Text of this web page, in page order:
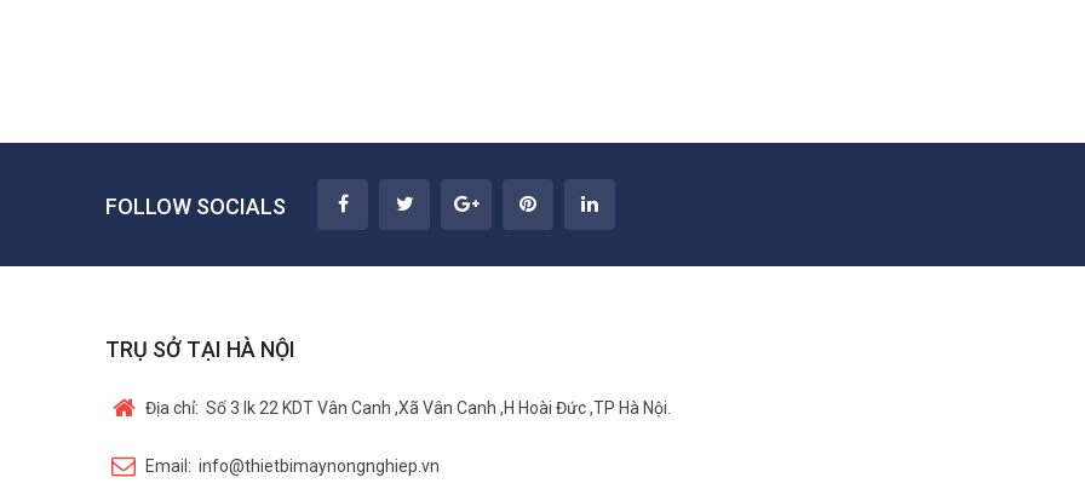
FOLLOW SOCIALS
TRỤ SỞ TẠI HÀ NỘI
Địa chỉ: Số 3 lk 22 KDT Vân Canh ,Xã Vân Canh ,H Hoài Đức ,TP Hà Nội.
Email: info@thietbimaynongnghiep.vn